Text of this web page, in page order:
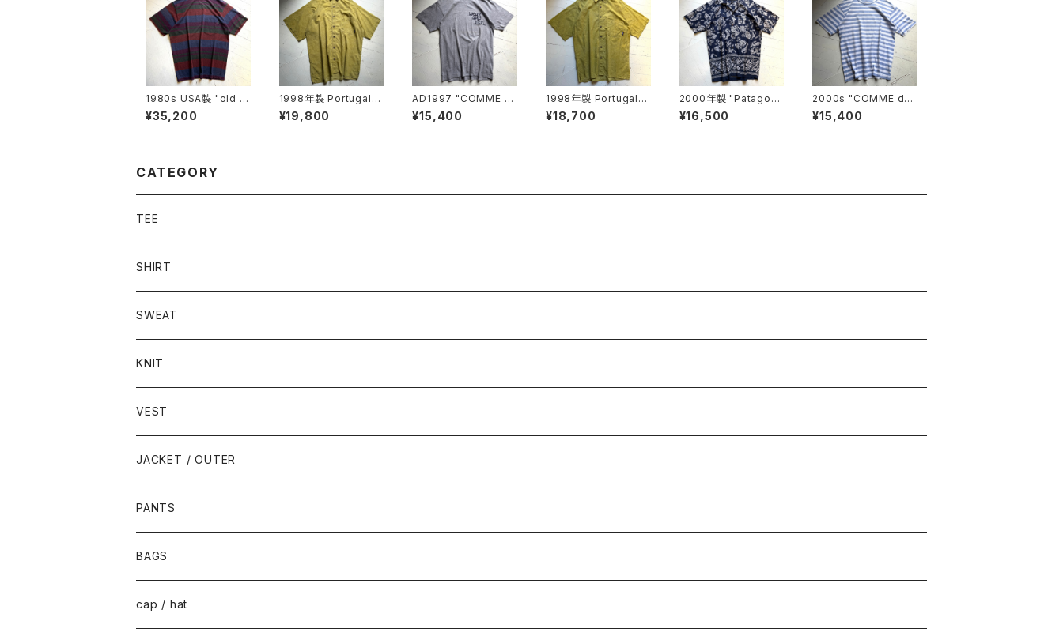
1980s USA製 "old st
ussy" S/S T-shirt
¥35,200
1998年製 Portugal製
"Patagonia" A/C pri
nt shirt
¥19,800
AD1997 "COMME d
es GARÇONS HOM
ME PLUS" S/S T-shi
¥15,400
1998年製 Portugal製
"Patagonia" AC prin
t shirt
¥18,700
2000年製 "Patagoni
a" Pataloha shirt
¥16,500
2000s "COMME de
s GARÇONS HOMM
E" S/S boarder T-sh
¥15,400
CATEGORY
TEE
SHIRT
SWEAT
KNIT
VEST
JACKET / OUTER
PANTS
BAGS
cap / hat